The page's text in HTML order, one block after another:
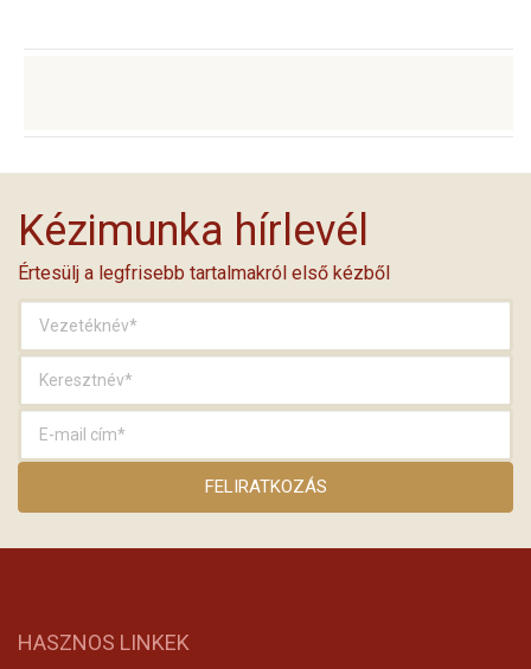
Kézimunka hírlevél
Értesülj a legfrisebb tartalmakról első kézből
HASZNOS LINKEK